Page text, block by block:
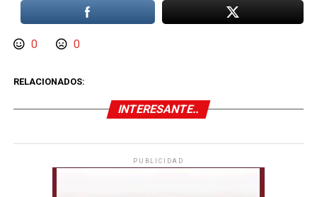
0 0
RELACIONADOS:
INTERESANTE..
PUBLICIDAD